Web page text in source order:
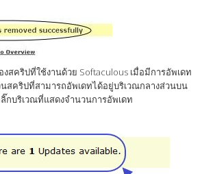
งสคริปที่ใช้งานด้วย Softaculous เมื่อมีการอัพเดท
สคริปที่สามารถอัพเดทได้อยู่บริเวณกลางส่วนบน
บริเวณที่แสดงจำนวนการอัพเดท